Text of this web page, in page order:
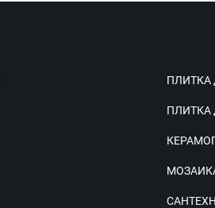
ПЛИТКА
ПЛИТКА